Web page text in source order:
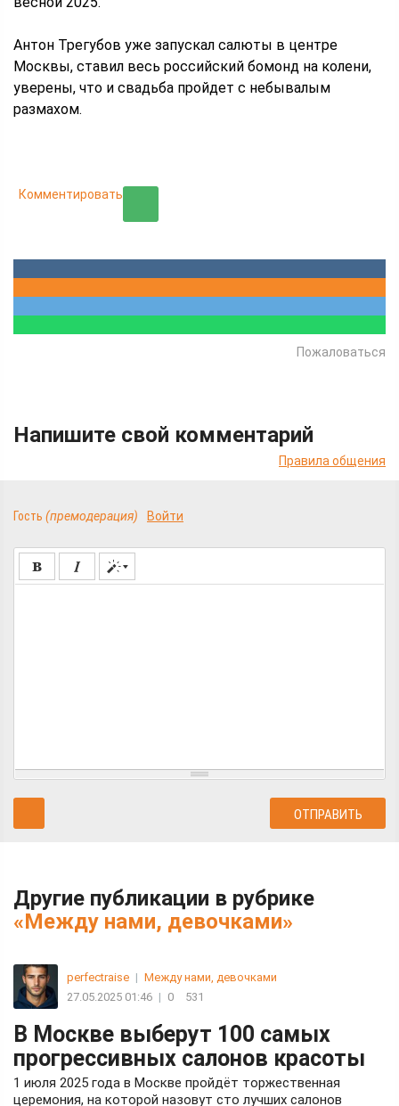
Антон Трегубов уже запускал салюты в центре
Москвы, ставил весь российский бомонд на колени,
уверены, что и свадьба пройдет с небывалым
размахом.
Комментировать
Пожаловаться
Напишите свой комментарий
Правила общения
Гость (премодерация) Войти
Другие публикации в рубрике
«Между нами, девочками»
perfectraise | Между нами, девочками
27.05.2025 01:46 | 0 531
В Москве выберут 100 самых
прогрессивных салонов красоты
1 июля 2025 года в Москве пройдёт торжественная
церемония, на которой назовут сто лучших салонов